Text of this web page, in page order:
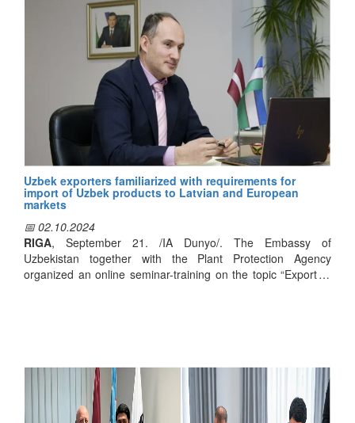
meeting with the management of KRS Logistics to discuss
the working conditions of our citizens.
Uzbek exporters familiarized with requirements for
import of Uzbek products to Latvian and European
markets
📅 02.10.2024
RIGA, September 21. /IA Dunyo/. The Embassy of
Uzbekistan together with the Plant Protection Agency
organized an online seminar-training on the topic “Export to
normative and technical regulation and other specific
requirements for export of locally produced products to
Latvian and European markets.